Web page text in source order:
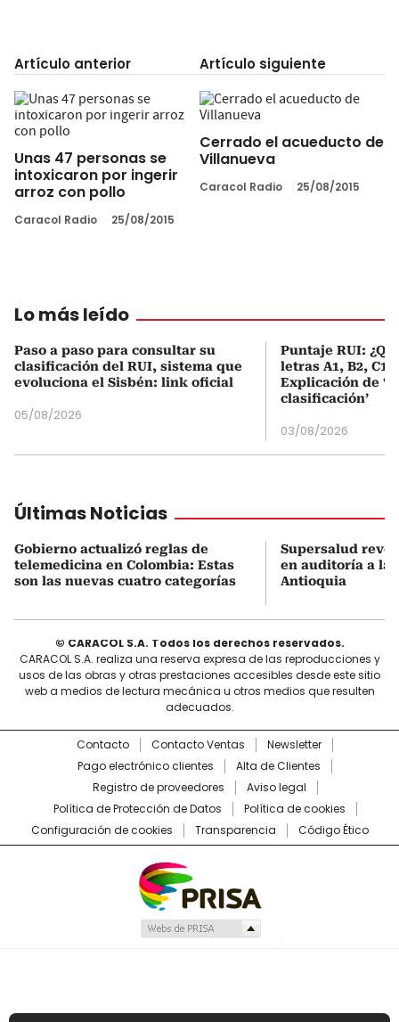
Artículo anterior
Unas 47 personas se
intoxicaron por ingerir
arroz con pollo
Caracol Radio 25/08/2015
Artículo siguiente
Cerrado el acueducto de
Villanueva
Caracol Radio 25/08/2015
Lo más leído
Paso a paso para consultar su
clasificación del RUI, sistema que
evoluciona el Sisbén: link oficial
05/08/2026
Puntaje RUI:
letras A1, B2, C1
Explicación de
clasificación’
03/08/2026
Últimas Noticias
Gobierno actualizó reglas de
telemedicina en Colombia: Estas
son las nuevas cuatro categorías
Supersalud
en auditoría a la
Antioquia
© CARACOL S.A. Todos los derechos reservados.
CARACOL S.A. realiza una reserva expresa de las reproducciones y
usos de las obras y otras prestaciones accesibles desde este sitio
web a medios de lectura mecánica u otros medios que resulten
adecuados.
Contacto Contacto Ventas
Newsletter
Pago electrónico clientes
Alta de Clientes
Registro de proveedores
Aviso legal
Política de Protección de Datos
Política de cookies
Configuración de cookies
Transparencia Código Ético